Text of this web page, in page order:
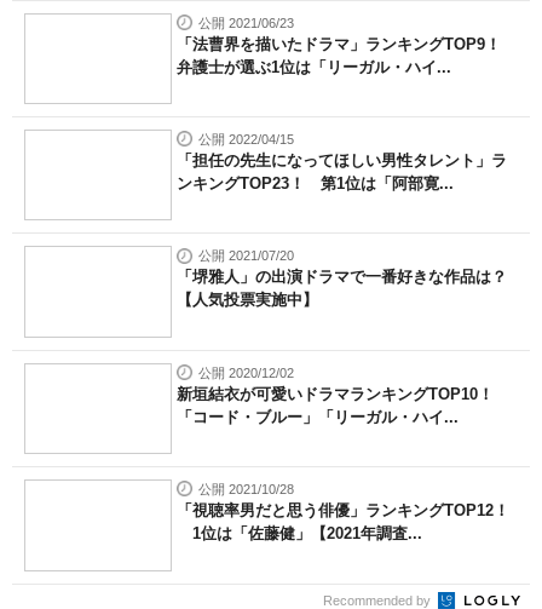
公開 2021/06/23
「法曹界を描いたドラマ」ランキングTOP9！
弁護士が選ぶ1位は「リーガル・ハイ...
公開 2022/04/15
「担任の先生になってほしい男性タレント」ラ
ンキングTOP23！ 第1位は「阿部寛...
公開 2021/07/20
「堺雅人」の出演ドラマで一番好きな作品は？
【人気投票実施中】
公開 2020/12/02
新垣結衣が可愛いドラマランキングTOP10！
「コード・ブルー」「リーガル・ハイ...
公開 2021/10/28
「視聴率男だと思う俳優」ランキングTOP12！
1位は「佐藤健」【2021年調査...
Recommended by